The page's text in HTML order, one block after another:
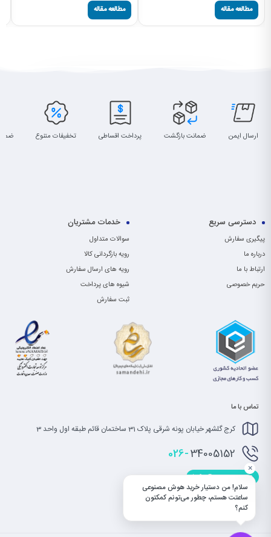
مطالعه مقاله مطالعه مقاله
ارسال ایمن ضمانت بازگشت پرداخت اقساطی تخفیفات متنوع
دسترسی سریع
پیگیری سفارش
درباره ما
ارتباط با ما
حریم خصوصی
خدمات مشتریان
سوالات متداول
رویه بازگردانی کالا
رویه های ارسال سفارش
شیوه های پرداخت
ثبت سفارش
تماس با ما
کرج گلشهر خیابان پونه شرقی پلاک 31 ساختمان قائم طبقه اول واحد 3
026-34005152
info@saatet.com
سلام! من دستیار خرید هوش مصنوعی
ساعتت هستم، چطور می‌تونم کمکتون
کنم؟
×